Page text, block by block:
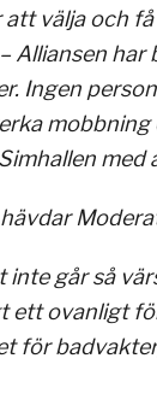
välja och
Alliansen
Ingen
går så
ett ovanligt
för